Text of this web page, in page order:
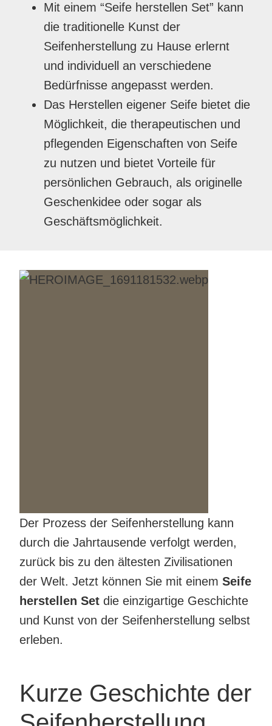
Mit einem “Seife herstellen Set” kann
die traditionelle Kunst der
Seifenherstellung zu Hause erlernt
und individuell an verschiedene
Bedürfnisse angepasst werden.
Das Herstellen eigener Seife bietet die
Möglichkeit, die therapeutischen und
pflegenden Eigenschaften von Seife
zu nutzen und bietet Vorteile für
persönlichen Gebrauch, als originelle
Geschenkidee oder sogar als
Geschäftsmöglichkeit.
Der Prozess der Seifenherstellung kann
durch die Jahrtausende verfolgt werden,
zurück bis zu den ältesten Zivilisationen
der Welt. Jetzt können Sie mit einem Seife
herstellen Set die einzigartige Geschichte
und Kunst von der Seifenherstellung selbst
erleben.
Kurze Geschichte der